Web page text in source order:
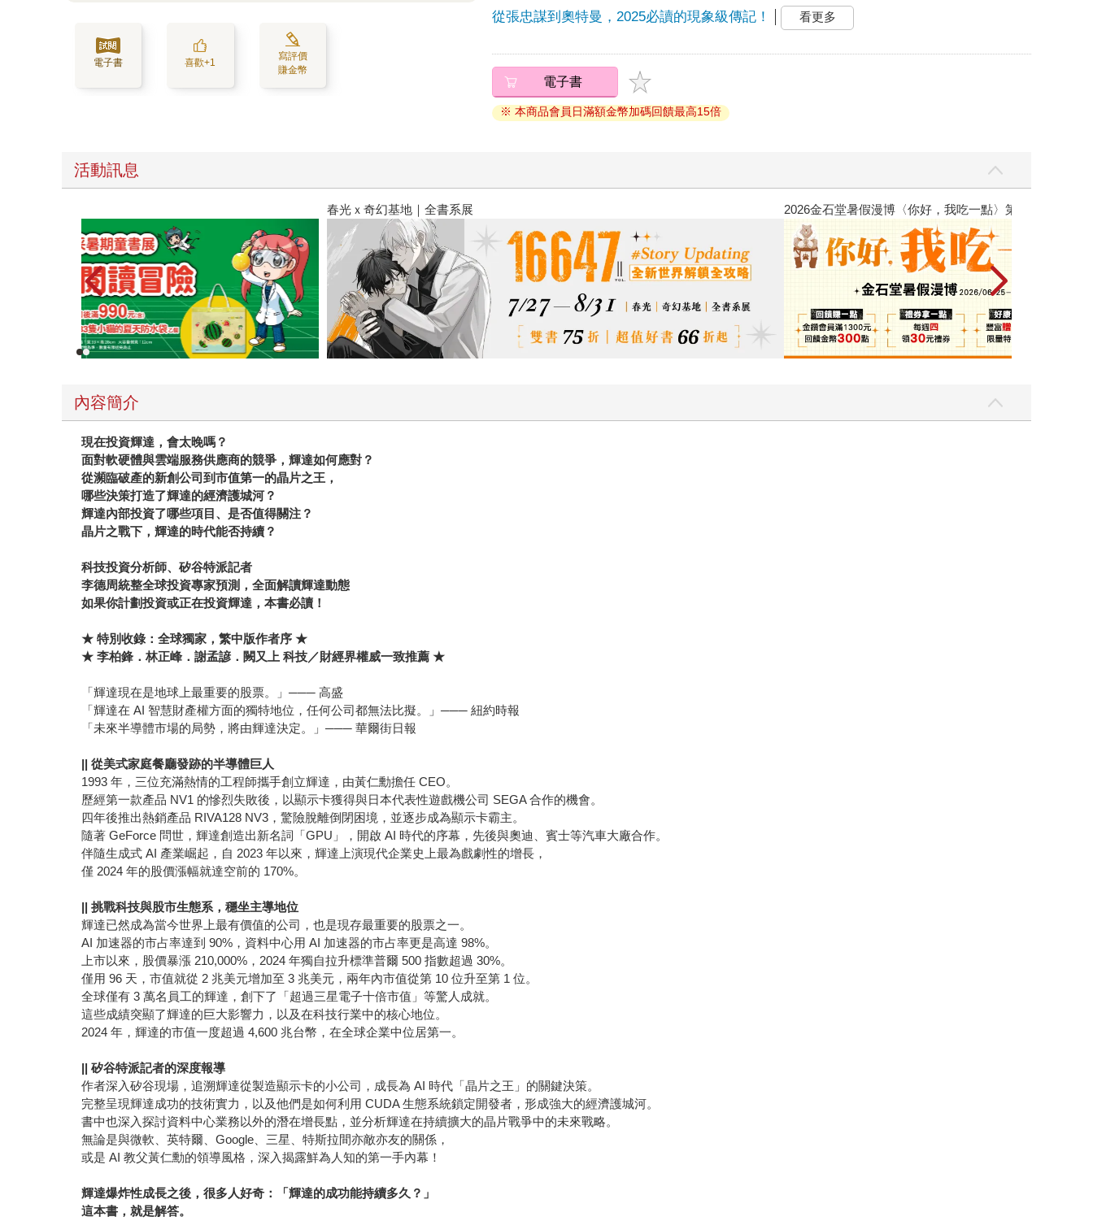
電子書 喜歡+1
寫評價
賺金幣
從張忠謀到奧特曼，2025必讀的現象級傳記！ 看更多
電子書
※ 本商品會員日滿額金幣加碼回饋最高15倍
活動訊息
2026金石堂暑假漫博〈你好，我吃一點〉第二波 金石堂2026海
內容簡介
現在投資輝達，會太晚嗎？
面對軟硬體與雲端服務供應商的競爭，輝達如何應對？
從瀕臨破產的新創公司到市值第一的晶片之王，
哪些決策打造了輝達的經濟護城河？
輝達內部投資了哪些項目、是否值得關注？
晶片之戰下，輝達的時代能否持續？
科技投資分析師、矽谷特派記者
李德周統整全球投資專家預測，全面解讀輝達動態
如果你計劃投資或正在投資輝達，本書必讀！
★特別收錄：全球獨家，繁中版作者序 ★
★李柏鋒．林正峰．謝孟諺．闕又上科技／財經界權威一致推薦 ★
「輝達現在是地球上最重要的股票。」─── 高盛
「輝達在 AI 智慧財產權方面的獨特地位，任何公司都無法比擬。」─── 紐約時報
「未來半導體市場的局勢，將由輝達決定。」─── 華爾街日報
||從美式家庭餐廳發跡的半導體巨人
1993 年，三位充滿熱情的工程師攜手創立輝達，由黃仁勳擔任 CEO。
歷經第一款產品 NV1 的慘烈失敗後，以顯示卡獲得與日本代表性遊戲機公司 SEGA 合作的機會。
四年後推出熱銷產品 RIVA128 NV3，驚險脫離倒閉困境，並逐步成為顯示卡霸主。
隨著 GeForce 問世，輝達創造出新名詞「GPU」，開啟 AI 時代的序幕，先後與奧迪、賓士等汽車大廠合作。
伴隨生成式 AI 產業崛起，自 2023 年以來，輝達上演現代企業史上最為戲劇性的增長，
僅 2024 年的股價漲幅就達空前的 170%。
||挑戰科技與股市生態系，穩坐主導地位
輝達已然成為當今世界上最有價值的公司，也是現存最重要的股票之一。
AI 加速器的市占率達到 90%，資料中心用 AI 加速器的市占率更是高達 98%。
上市以來，股價暴漲 210,000%，2024 年獨自拉升標準普爾 500 指數超過 30%。
僅用 96 天，市值就從 2 兆美元增加至 3 兆美元，兩年內市值從第 10 位升至第 1 位。
全球僅有 3 萬名員工的輝達，創下了「超過三星電子十倍市值」等驚人成就。
這些成績突顯了輝達的巨大影響力，以及在科技行業中的核心地位。
2024 年，輝達的市值一度超過 4,600 兆台幣，在全球企業中位居第一。
||矽谷特派記者的深度報導
作者深入矽谷現場，追溯輝達從製造顯示卡的小公司，成長為 AI 時代「晶片之王」的關鍵決策。
完整呈現輝達成功的技術實力，以及他們是如何利用 CUDA 生態系統鎖定開發者，形成強大的經濟護城河。
書中也深入探討資料中心業務以外的潛在增長點，並分析輝達在持續擴大的晶片戰爭中的未來戰略。
無論是與微軟、英特爾、Google、三星、特斯拉間亦敵亦友的關係，
或是 AI 教父黃仁勳的領導風格，深入揭露鮮為人知的第一手內幕！
輝達爆炸性成長之後，很多人好奇：「輝達的成功能持續多久？」
這本書，就是解答。